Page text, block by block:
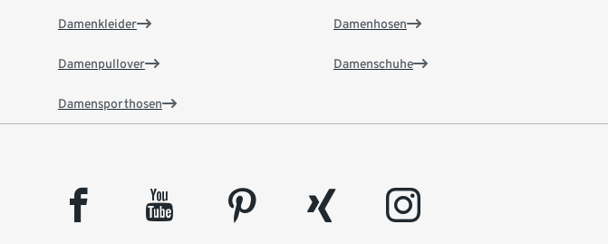
Damenkleider
Damenpullover
Damensporthosen
Damenhosen
Damenschuhe
facebook youtube pinterest xing instagram